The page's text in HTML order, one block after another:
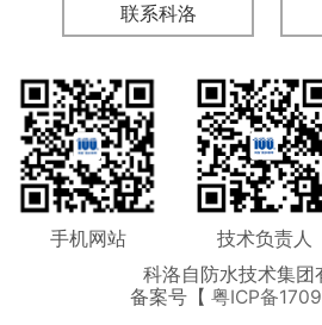
联系科洛
手机网站 技术负责人
科洛自防水技术集团
备案号【 粤ICP备